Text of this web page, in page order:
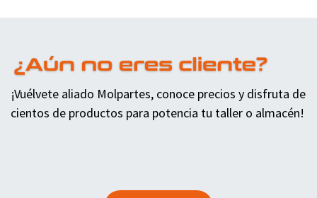
¡Vuélvete aliado Molpartes, conoce precios y disfruta de
cientos de productos para potencia tu taller o almacén!